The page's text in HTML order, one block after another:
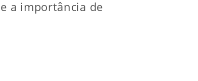
a importância de